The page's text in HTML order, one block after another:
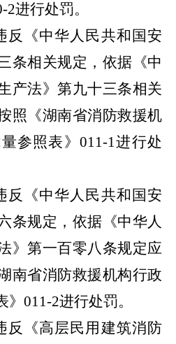
2进行处罚。
反《中华人民共和国安
条相关规定，依据《中
产法》第九十三条相关
照《湖南省消防救援机
参照表》011-1进行处
反《中华人民共和国安
条规定，依据《中华人
》第一百零八条规定应
南省消防救援机构行政
011-2进行处罚。
反《高层民用建筑消防